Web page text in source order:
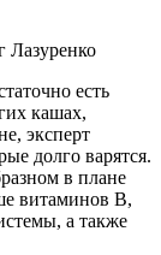
Лазуренко
есть
кашах,
эксперт
долго варятся.
в плане
витаминов В,
а также